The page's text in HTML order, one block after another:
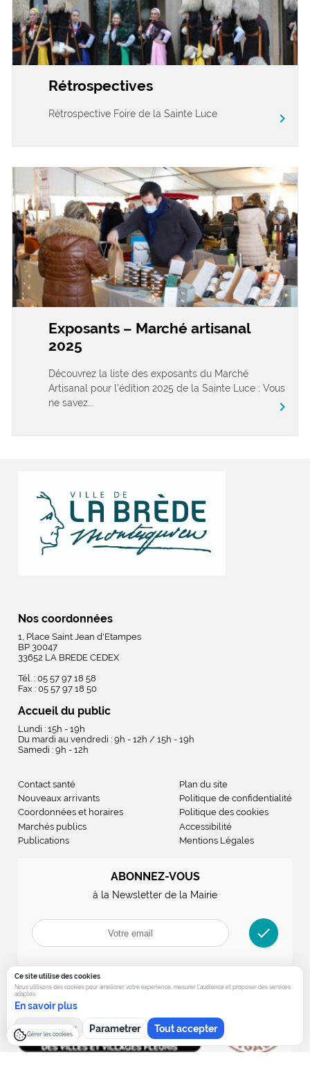
Rétrospectives
Rétrospective Foire de la Sainte Luce chevron_right
Exposants – Marché artisanal
2025
Découvrez la liste des exposants du Marché
Artisanal pour l’édition 2025 de la Sainte Luce : Vous
ne savez...
chevron_right
Nos coordonnées
1, Place Saint Jean d'Etampes
BP 30047
33652 LA BREDE CEDEX
Tél. : 05 57 97 18 58
Fax : 05 57 97 18 50
Accueil du public
Lundi : 15h - 19h
Du mardi au vendredi : 9h - 12h / 15h - 19h
Samedi : 9h - 12h
Contact santé
Nouveaux arrivants
Coordonnées et horaires
Marchés publics
Publications
Plan du site
Politique de confidentialité
Politique des cookies
Accessibilité
Mentions Légales
ABONNEZ-VOUS
à la Newsletter de la Mairie
check
Ce site utilise des cookies
Nous utilisons des cookies pour ameliorer votre experience, mesurer l’audience et proposer des services
adaptes.
En savoir plus
Tout refuser Parametrer Tout accepter
Gérer les cookies